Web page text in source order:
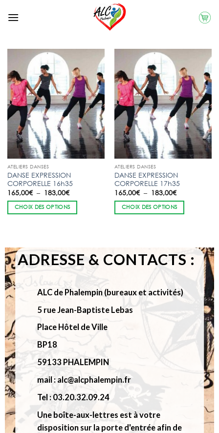
ATELIERS DANSES
DANSE EXPRESSION
CORPORELLE 16h35
165,00€ – 183,00€Plage
de
prix :
165,00€
à
CHOIX DES OPTIONS
ATELIERS DANSES
DANSE EXPRESSION
CORPORELLE 17h35
165,00€ – 183,00€Plage
de
prix :
165,00€
à
CHOIX DES OPTIONS
ADRESSE & CONTACTS :
ALC de Phalempin (bureaux et activités)
5 rue Jean-Baptiste Lebas
Place Hôtel de Ville
BP18
59133 PHALEMPIN
mail : alc@alcphalempin.fr
Tel : 03.20.32.09.24
Une boîte-aux-lettres est à votre
disposition sur la porte d'entrée afin de